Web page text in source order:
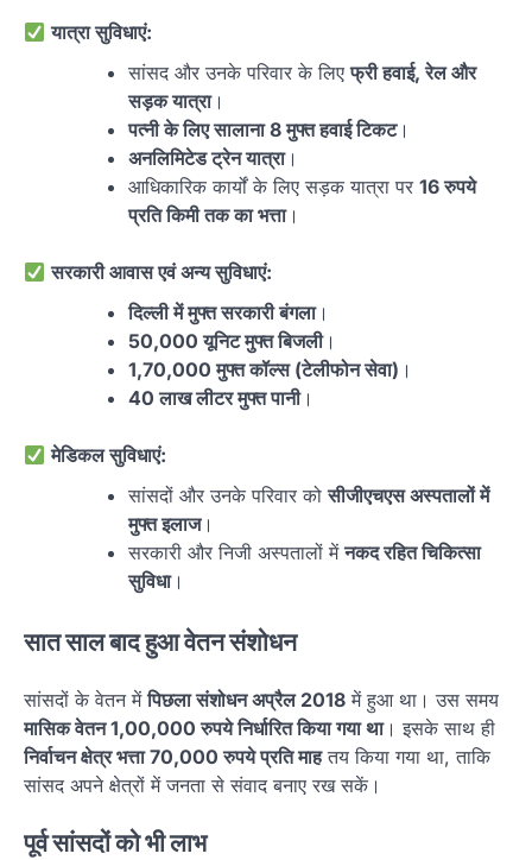
यात्रा सुविधाएं:
सांसद और उनके परिवार के लिएफ्री हवाई, रेल और
सड़क यात्रा।
पत्नी के लिए सालाना 8 मुफ्त हवाई टिकट।
अनलिमिटेड ट्रेन यात्रा।
आधिकारिक कार्यों के लिए सड़क यात्रा पर 16 रुपये
प्रति किमी तक का भत्ता।
सरकारी आवास एवं अन्य सुविधाएं:
दिल्ली में मुफ्त सरकारी बंगला।
50,000 यूनिट मुफ्त बिजली।
1,70,000 मुफ्त कॉल्स (टेलीफोन सेवा) ।
40 लाख लीटर मुफ्त पानी।
मेडिकल सुविधाएं:
सांसदों और उनके परिवार कोसीजीएचएस अस्पतालों में
मुफ्त इलाज।
सरकारी और निजी अस्पतालों मेंनकद रहित चिकित्सा
सुविधा।
सात साल बाद हुआ वेतन संशोधन
सांसदों के वेतन मेंपिछला संशोधन अप्रैल 2018 में हुआ था। उस समय
मासिक वेतन 1,00,000 रुपये निर्धारित किया गया था। इसके साथ ही
निर्वाचन क्षेत्र भत्ता 70,000 रुपये प्रति माहतय किया गया था, ताकि
सांसद अपने क्षेत्रों में जनता से संवाद बनाए रख सकें।
पूर्व सांसदों को भी लाभ